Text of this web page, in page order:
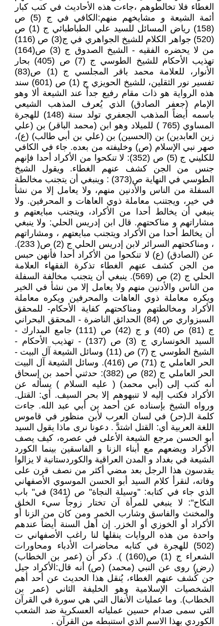
الغطاء فلا تخالطوهم ،جاءت هذه الأحاديث في كتب كبار
أئمة الشيعة و مشايخهم منهم:الكافي في ج (5) ص
(158) رياض المسائل للسيد علي الطباطبائي ج (1) ص
(520) جواهر الكلام للشيخ الجواهري في ج(3) ص (116)
من لا يحضره الفقيه - الشيخ الصدوق ج (3) ص(164)
تهذيب الأحكام للشيخ الطوسي ج (7) ص (405) بحار
الأنوار، للعلامة محمد باقر المجلسي ج (1) ص(83)
تفسير نور الثقلين، للشيخ الحويزي ج (1) ص (601) سند
هذه الرواية هو ذات مقام رفيع جداً عند الشيعة ألا وهو
الإمام (جعفر الصادق) الذي يُعرف المذهب الشيعي
باسمه أيضاً المذهب الجعفري تولد سنة (148) للهجرة
المساوي (765 ) للميلاد وهو ابن (محمد الباقر) بن (علي
زين العابدين) بن (الحسين) بن (علي بن أبي طالب) (ع)،
صهر نبي الإسلام (ص) وخليفته من بعده. جاء في الكافي
للكليني ج (5) ص (352): لا تنكحوا من الأكراد أحدا فإنهم
جنس من الجن كشف عنهم الغطاء. ويقول الشيخ
الطوسي في النهاية ص(373) : وينبغي أن يتجنب مخالطة
السفلة من الناس والأدنين منهم، ولا يعامل إلا من نشأ
في خير، ويجتنب معاملة ذوي العاهات و المحرفين. ولا
ينبغي أن يخالط أحدا من الأكراد، ويتجنب مبايعتهم و
مشاراتهم و مناكحتهم. قال ابن إدريس الحلي: ولا ينبغي
أن يخالط أحدا من الأكراد ويتجنب مبايعتهم ، ومشاراتهم
، ومناكحتهم السرائر لابن إدريس الحلي ج (2) ص( 233).
عن (الصادق) (ع) لا تنكحوا من الأكراد أحدا فأنهن حبس
من الجن كشف عنهم الغطاء تذكرة الفقهاء العلامة
الحلي ج (2) ص (569). ينبغي أن يتجنب مخالفة السفلة
من الناس والأدنين منهم ولا يعامل إلا من نشأ في الخير
ويكره معاملة ذوي العاهات والمحرفين ويكره معاملة
الأكراد ومخالطتهم ومناكحتهم كفاية الأحكام- للمحقق
السبزواري ص (84) الحدائق الناضرة - المحقق البحراني
ج (81) ص (40) و ج (42) ص (111) جامع المدارك -
السيد الخونساري ج (3) ص (137) - تهذيب الأحكام -
الشيخ الطوسي ج (7) ص (11) وسائل الشيعة آل البيت -
الحر العاملي ج (71) ص (416). وسائل الشيعة آل البيت
الحر العاملي ج (82) ص (382): حدثني أحمد بن إسحاق
أنه كتب إلى (أبي محمد) ( عليه السلام ) يسأله عن
الأكراد فكتب إليه لا تنبهوهم إلا بحر السيف. أي: القتل.
ورواه الشيخ بإسناده عن أحمد بن أبي عبد الله. جاءت
كلمة الـ(حر) في لسان العرب لأبن منظور في قاموس
اللغة العربية أي: القتل اشتدَّ . دعونا نرى ماذا يقول السيد
أبو الحسن مرجع الشيعة الأعلى في عصره، كيف يصف
الأكراد ويضعهم مع أبناء الزنا و الفاسقين بينما الكورد
الشيعة في بغداد و المدن العراقية والكوردستانية لا يزالوا
يقدسون هذا الرجل بعد مضي أكثر من نصف قرن على
وفاته، لنقرأ كلام السيد أبو الحسن الموسوي الأصفهاني
الذي جاء في كتابه: "وسيلة النجاة" ص (341) في" باب
النكاح": لا ينبغي للمرأة آن تختار زوجاً سيء الخلق
والمخنث والفاسق وشارب الخمر ومن كان من الزنا أو
الأكراد أو الخوزي أو الخزر. إن أهل السنة أيضاً عندهم
واحدة من هذه الروايات ينقلها لنا راغب الأصفهاني ت
(502) للهجرة في كتابه محاضرات الأدباء ومحاورات
الشعراء ج (1) ص(160) ). ذكر أن (عمر بن الخطاب)
(رض) روى عن النبي (محمد) (ص) أنه قال:الأكراد جيل
جن كُشف عنهم الغطاء، يُنقل هذا الحديث عن أحد أهم
الشخصيات الإسلامية وهو الخليفة الثاني (عمر بن
الخطاب). وما عمليات الأنفال التي هي سورة في القرآن
التي سمى صدام حسين عملياته العسكرية ضد الشعب
الكوردي بهذا الاسم الذي استنبطه من القرآن .